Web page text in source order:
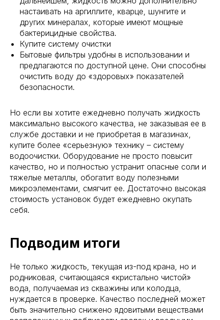
настаивать на аргиллите, кварце, шунгите и
других минералах, которые имеют мощные
бактерицидные свойства.
Купите систему очистки
Бытовые фильтры удобны в использовании и
предлагаются по доступной цене. Они способны
очистить воду до «здоровых» показателей
безопасности.
Но если вы хотите ежедневно получать жидкость
максимально высокого качества, не заказывая ее в
службе доставки и не приобретая в магазинах,
купите более «серьезную» технику – систему
водоочистки. Оборудование не просто повысит
качество, но и полностью устранит опасные соли и
тяжелые металлы, обогатит воду полезными
микроэлементами, смягчит ее. Достаточно высокая
стоимость установок будет ежедневно окупать
себя.
Подводим итоги
Не только жидкость, текущая из-под крана, но и
родниковая, считающаяся «кристально чистой»
вода, получаемая из скважины или колодца,
нуждается в проверке. Качество последней может
быть значительно снижено ядовитыми веществами